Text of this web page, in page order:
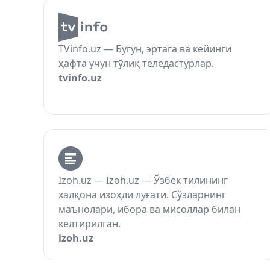
TVinfo.uz — Бугун, эртага ва кейинги
ҳафта учун тўлиқ теледастурлар.
tvinfo.uz
Izoh.uz — Izoh.uz — Ўзбек тилининг
халқона изоҳли луғати. Сўзларнинг
маънолари, ибора ва мисоллар билан
келтирилган.
izoh.uz